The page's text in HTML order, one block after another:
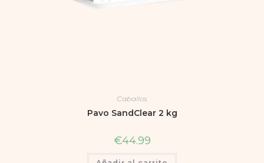
Caballos
Pavo SandClear 2 kg
€44.99